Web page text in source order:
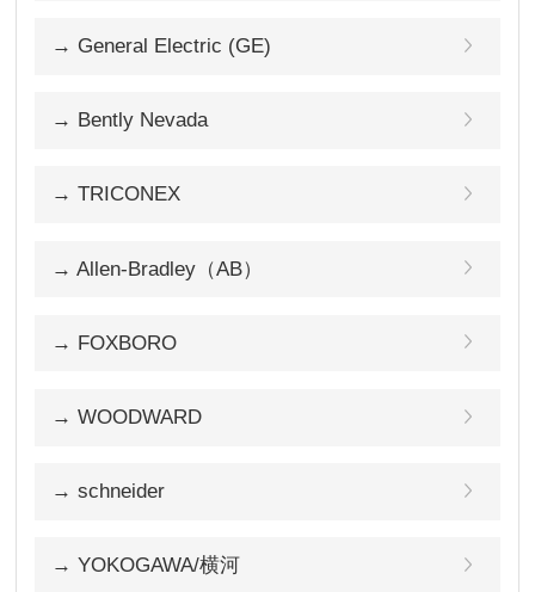
→ General Electric (GE)
→ Bently Nevada
→ TRICONEX
→ Allen-Bradley（AB）
→ FOXBORO
→ WOODWARD
→ schneider
→ YOKOGAWA/横河